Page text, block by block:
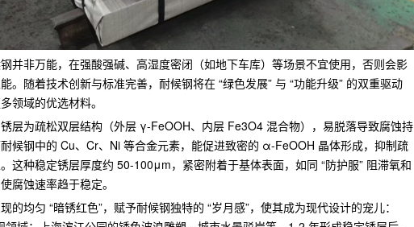
并非万能，在强酸强碱、高湿度密闭（如地下车库）等场景不宜使用，否则会影
。随着技术创新与标准完善，耐候钢将在 “绿色发展” 与 “功能升级” 的双重驱动
领域的优选材料。
层为疏松双层结构（外层 γ-FeOOH、内层 Fe3O4 混合物），易脱落导致腐蚀持
候钢中的 Cu、Cr、Ni 等合金元素，能促进致密的 α-FeOOH 晶体形成，抑制疏
这种稳定锈层厚度约 50-100μm，紧密附着于基体表面，如同 “防护服” 阻滞氧和
腐蚀速率趋于稳定。
的均匀 “暗锈红色”，赋予耐候钢独特的 “岁月感”，使其成为现代设计的宠儿：​